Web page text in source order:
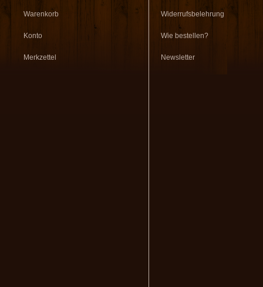
Warenkorb
Konto
Merkzettel
Widerrufsbelehrung
Wie bestellen?
Newsletter